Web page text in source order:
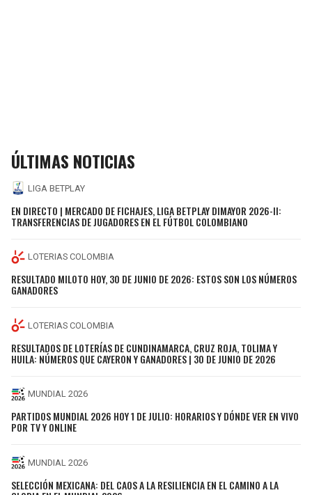
ÚLTIMAS NOTICIAS
LIGA BETPLAY
EN DIRECTO | MERCADO DE FICHAJES, LIGA BETPLAY DIMAYOR 2026-II:
TRANSFERENCIAS DE JUGADORES EN EL FÚTBOL COLOMBIANO
LOTERIAS COLOMBIA
RESULTADO MILOTO HOY, 30 DE JUNIO DE 2026: ESTOS SON LOS NÚMEROS
GANADORES
LOTERIAS COLOMBIA
RESULTADOS DE LOTERÍAS DE CUNDINAMARCA, CRUZ ROJA, TOLIMA Y
HUILA: NÚMEROS QUE CAYERON Y GANADORES | 30 DE JUNIO DE 2026
MUNDIAL 2026
PARTIDOS MUNDIAL 2026 HOY 1 DE JULIO: HORARIOS Y DÓNDE VER EN VIVO
POR TV Y ONLINE
MUNDIAL 2026
SELECCIÓN MEXICANA: DEL CAOS A LA RESILIENCIA EN EL CAMINO A LA